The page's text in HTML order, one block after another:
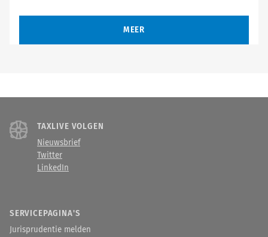
MEER
TAXLIVE VOLGEN
Nieuwsbrief
Twitter
LinkedIn
SERVICEPAGINA'S
Jurisprudentie melden